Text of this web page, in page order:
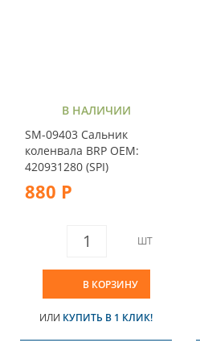
В НАЛИЧИИ
SM-09403 Сальник
коленвала BRP OEM:
420931280 (SPI)
880 Р
ШТ
В КОРЗИНУ
ИЛИ КУПИТЬ В 1 КЛИК!